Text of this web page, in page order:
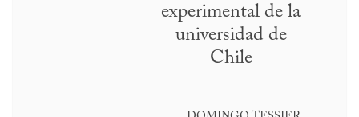
experimental de la
universidad de
Chile